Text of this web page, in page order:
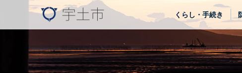
くらし・手続き